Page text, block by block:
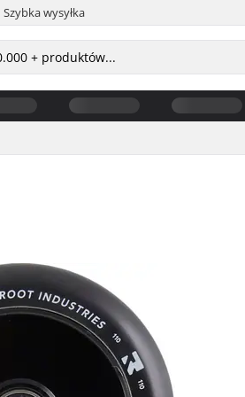
Szybka wysyłka